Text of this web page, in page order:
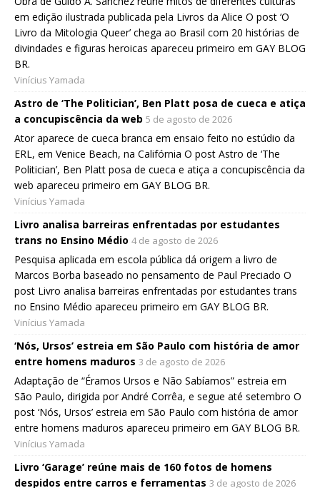
em edição ilustrada publicada pela Livros da Alice O post ‘O
Livro da Mitologia Queer’ chega ao Brasil com 20 histórias de
divindades e figuras heroicas apareceu primeiro em GAY BLOG
BR.
Vinícius Yamada
Astro de ‘The Politician’, Ben Platt posa de cueca e atiça
a concupiscência da web 5 de agosto de 2026
Ator aparece de cueca branca em ensaio feito no estúdio da
ERL, em Venice Beach, na Califórnia O post Astro de ‘The
Politician’, Ben Platt posa de cueca e atiça a concupiscência da
web apareceu primeiro em GAY BLOG BR.
Vinícius Yamada
Livro analisa barreiras enfrentadas por estudantes
trans no Ensino Médio 4 de agosto de 2026
Pesquisa aplicada em escola pública dá origem a livro de
Marcos Borba baseado no pensamento de Paul Preciado O
post Livro analisa barreiras enfrentadas por estudantes trans
no Ensino Médio apareceu primeiro em GAY BLOG BR.
Vinícius Yamada
‘Nós, Ursos’ estreia em São Paulo com história de amor
entre homens maduros 3 de agosto de 2026
Adaptação de “Éramos Ursos e Não Sabíamos” estreia em
São Paulo, dirigida por André Corrêa, e segue até setembro O
post ‘Nós, Ursos’ estreia em São Paulo com história de amor
entre homens maduros apareceu primeiro em GAY BLOG BR.
Vinícius Yamada
Livro ‘Garage’ reúne mais de 160 fotos de homens
despidos entre carros e ferramentas 3 de agosto de 2026